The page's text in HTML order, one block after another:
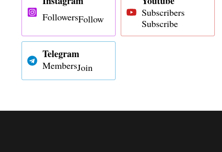
FollowersFollow
Subscribers
Subscribe
Telegram
MembersJoin